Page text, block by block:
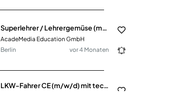
Superlehrer / Lehrergemüse (m/w/d)
AcadeMedia Education GmbH
Berlin
vor 4 Monaten
LKW-Fahrer CE (m/w/d) mit technischem Verständnis